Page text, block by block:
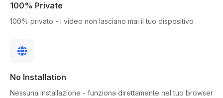
100% Private
100% privato - i video non lasciano mai il tuo dispositivo
No Installation
Nessuna installazione - funziona direttamente nel tuo browser